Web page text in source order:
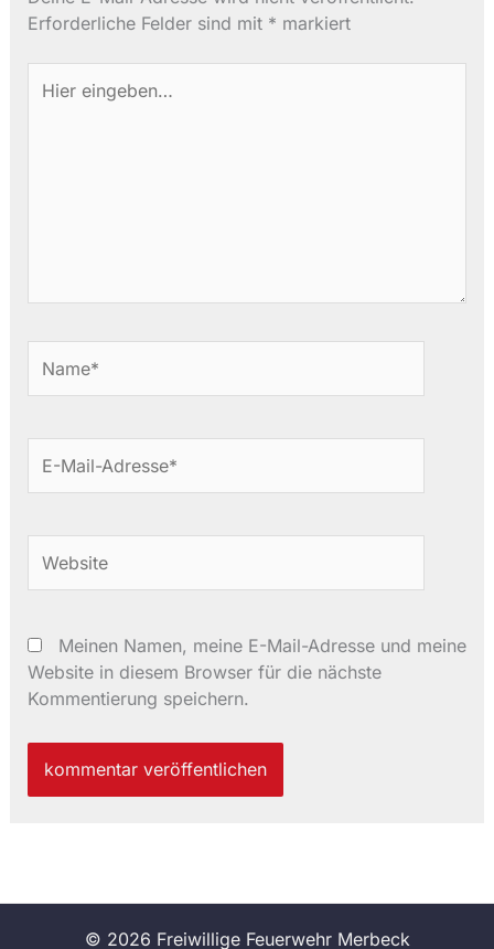
Erforderliche Felder sind mit * markiert
eingeben…
Mail-
Meinen Namen, meine E-Mail-Adresse und meine
Website in diesem Browser für die nächste
Kommentierung speichern.
© 2026 Freiwillige Feuerwehr Merbeck